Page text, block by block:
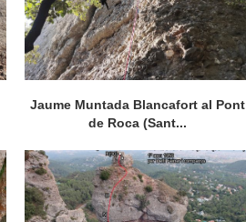
Jaume Muntada Blancafort al Pont
de Roca (Sant...